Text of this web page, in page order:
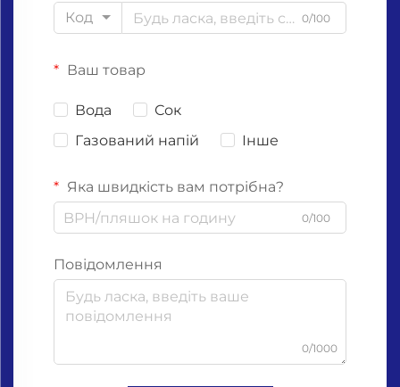
Код
0/100
Ваш товар
Вода
Сок
Газований напій
Інше
Яка швидкість вам потрібна?
0/100
Повідомлення
0/1000